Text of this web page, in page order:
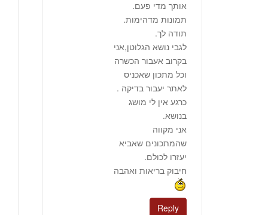
אותך מדי פעם.
תמונות מדהימות.
תודה לך.
לגבי נושא הגלוטן,אני
בקרוב אעבור הכשרה
וכל מתכון שאכניס
לאתר יעבור בדיקה .
כרגע אין לי מושג
בנושא.
אני מקווה
שהמתכונים שאביא
יעזרו לכולם.
חיבוק בריאות ואהבה
Reply